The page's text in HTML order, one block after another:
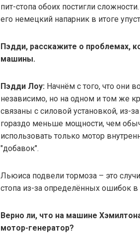
пит-стопа обоих постигли
его немецкий напарник в итоге
Пэдди, расскажите о проблемах,
машины.
Пэдди Лоу:Начнём с того, что они
независимо, но на одном и том же
связаны с силовой установкой, из-
гораздо меньше мощности, чем
использовать только мотор
"добавок".
Льюиса подвели тормоза – это
стопа из-за определённых ошибок
Верно ли, что на машине
мотор-генератор?